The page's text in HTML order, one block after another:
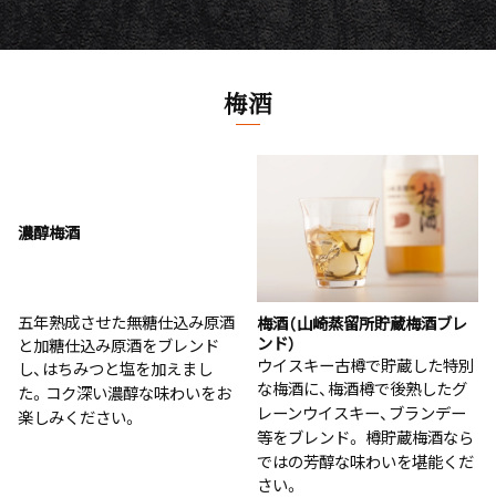
梅酒
濃醇梅酒
五年熟成させた無糖仕込み原酒
と加糖仕込み原酒をブレンド
し、はちみつと塩を加えまし
た。コク深い濃醇な味わいをお
楽しみください。
梅酒（山崎蒸留所貯蔵梅酒ブレ
ンド）
ウイスキー古樽で貯蔵した特別
な梅酒に、梅酒樽で後熟したグ
レーンウイスキー、ブランデー
等をブレンド。 樽貯蔵梅酒なら
ではの芳醇な味わいを堪能くだ
さい。